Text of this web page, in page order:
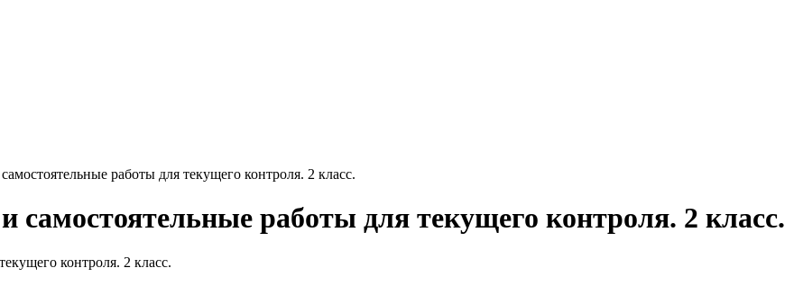
работы для текущего контроля. 2 класс.
работы для текущего контроля. 2 класс.